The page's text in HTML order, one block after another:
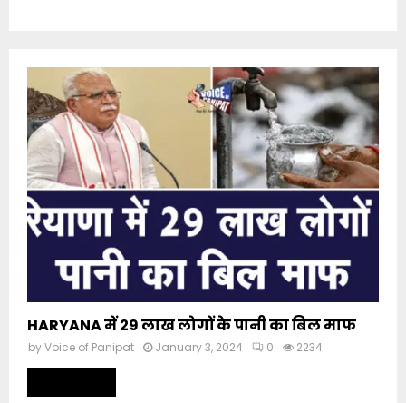
HARYANA में 29 लाख लोगों के पानी का बिल माफ
byVoice of Panipat January 3, 2024 0 2234